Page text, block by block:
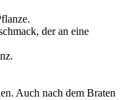
der an eine
Auch nach dem Braten